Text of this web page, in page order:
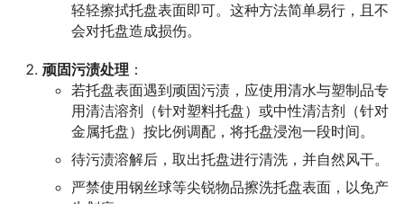
轻轻擦拭托盘表面即可。这种方法简单易行，且不
会对托盘造成损伤。
顽固污渍处理 ：
若托盘表面遇到顽固污渍，应使用清水与塑制品专
用清洁溶剂（针对塑料托盘）或中性清洁剂（针对
金属托盘）按比例调配，将托盘浸泡一段时间。
待污渍溶解后，取出托盘进行清洗，并自然风干。
严禁使用钢丝球等尖锐物品擦洗托盘表面，以免产